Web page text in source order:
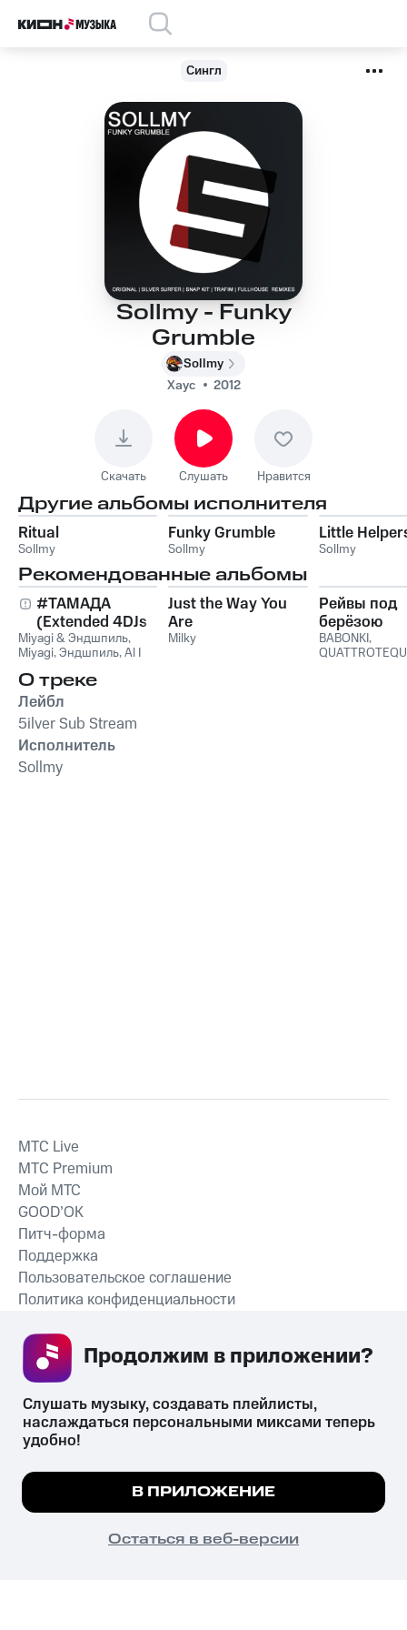
Сингл
Sollmy - Funky
Grumble
Sollmy
Хаус
2012
Скачать Слушать Нравится
Другие альбомы исполнителя
Ritual
Sollmy
Funky Grumble
Sollmy
Little
Sollmy
Рекомендованные альбомы
#ТАМАДА
(Extended 4DJs
Pack)
Miyagi & Эндшпиль,
Miyagi,Эндшпиль,Al I
Just the Way You
Are
Milky
Рейвы под
берёзою
BABONKI,
О треке
Лейбл
5ilver Sub Stream
Исполнитель
Sollmy
СКАЧАТЬ ПРИЛОЖЕНИЕ
MTС Live
MTС Premium
Мой МТС
GOOD’OK
Питч-форма
Поддержка
Пользовательское соглашение
Политика конфиденциальности
психотропных веществ, их аналогов причиняет вред здоровью,
их незаконный оборот запрещён и влечёт установленную
законодательством ответственность.
© 2026 ООО «КИОН».
Все права защищены
Мы используем куки, чтобы на сайте все
Подробнее
ПОНЯТНО
Слушать музыку, создавать плейлисты,
наслаждаться персональными миксами теперь
удобно!
В ПРИЛОЖЕНИЕ
Остаться в веб-версии